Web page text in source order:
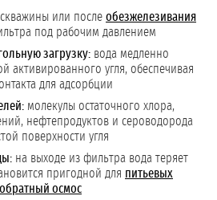
или после обезжелезивания
под рабочим давлением
загрузку: вода медленно
активированного угля, обеспечивая
для адсорбции
молекулы остаточного хлора,
нефтепродуктов и сероводорода
поверхности угля
на выходе из фильтра вода теряет
пригодной для питьевых
обратный осмос